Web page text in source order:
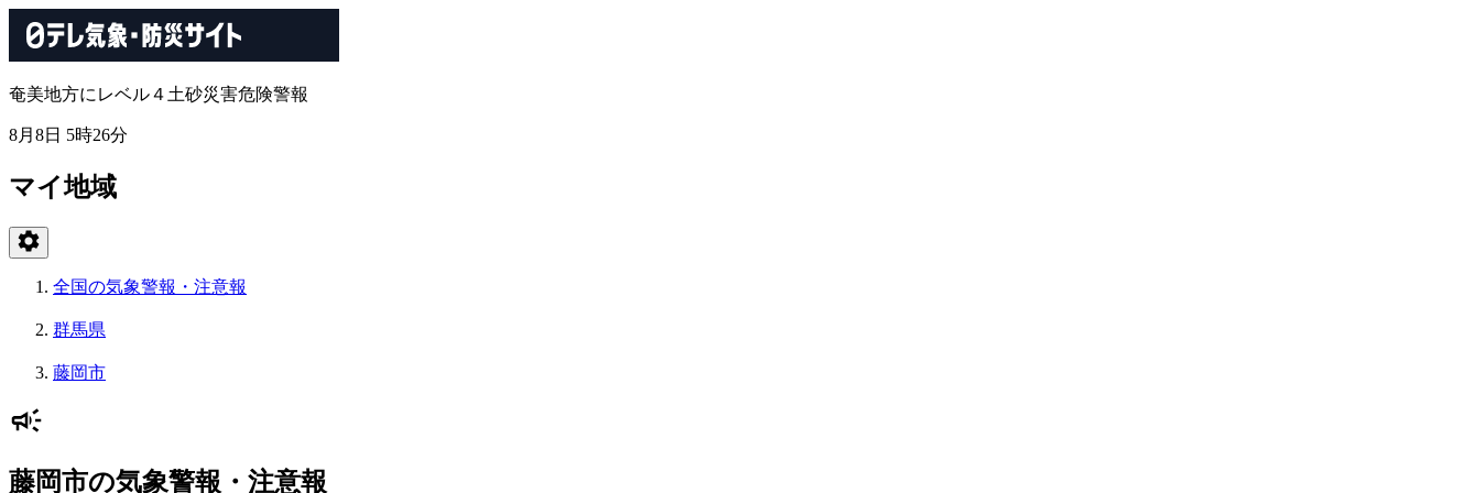
奄美地方にレベル４土砂災害危険警報
8月8日 5時26分
マイ地域
全国の気象警報・注意報
群馬県
藤岡市
藤岡市の気象警報・注意報